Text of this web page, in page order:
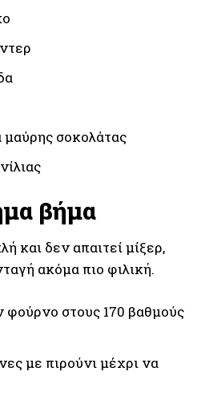
μαύρης σοκολάτας
βήμα
και δεν απαιτεί μίξερ,
ακόμα πιο φιλική.
φούρνο στους 170 βαθμούς
με πιρούνι μέχρι να